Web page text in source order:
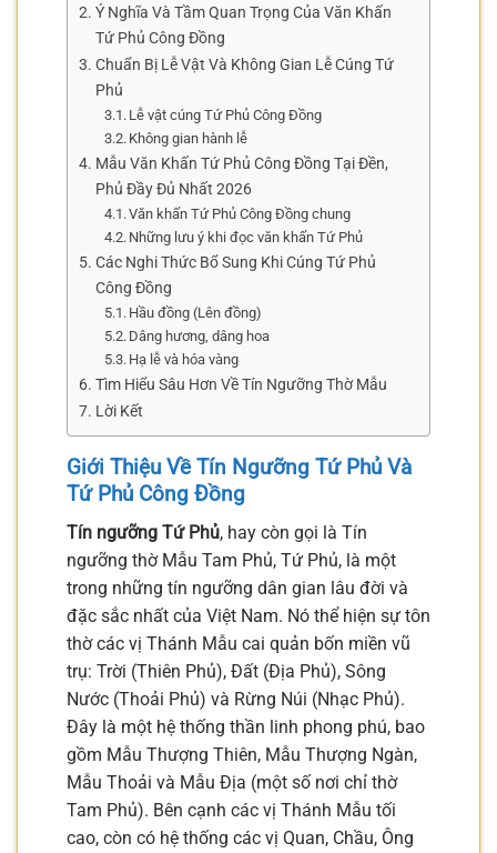
Ý Nghĩa Và Tầm Quan Trọng Của Văn Khấn
Tứ Phủ Công Đồng
Chuẩn Bị Lễ Vật Và Không Gian Lễ Cúng Tứ
Phủ
Lễ vật cúng Tứ Phủ Công Đồng
Không gian hành lễ
Mẫu Văn Khấn Tứ Phủ Công Đồng Tại Đền,
Phủ Đầy Đủ Nhất 2026
Văn khấn Tứ Phủ Công Đồng chung
Những lưu ý khi đọc văn khấn Tứ Phủ
Các Nghi Thức Bổ Sung Khi Cúng Tứ Phủ
Công Đồng
Hầu đồng (Lên đồng)
Dâng hương, dâng hoa
Hạ lễ và hóa vàng
Tìm Hiểu Sâu Hơn Về Tín Ngưỡng Thờ Mẫu
Lời Kết
Giới Thiệu Về Tín Ngưỡng Tứ Phủ Và
Tứ Phủ Công Đồng
Tín ngưỡng Tứ Phủ, hay còn gọi là Tín
ngưỡng thờ Mẫu Tam Phủ, Tứ Phủ, là một
trong những tín ngưỡng dân gian lâu đời và
đặc sắc nhất của Việt Nam. Nó thể hiện sự tôn
thờ các vị Thánh Mẫu cai quản bốn miền vũ
trụ: Trời (Thiên Phủ), Đất (Địa Phủ), Sông
Nước (Thoải Phủ) và Rừng Núi (Nhạc Phủ).
Đây là một hệ thống thần linh phong phú, bao
gồm Mẫu Thượng Thiên, Mẫu Thượng Ngàn,
Mẫu Thoải và Mẫu Địa (một số nơi chỉ thờ
Tam Phủ). Bên cạnh các vị Thánh Mẫu tối
cao, còn có hệ thống các vị Quan, Chầu, Ông